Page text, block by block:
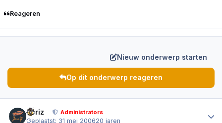
Reageren
Nieuw onderwerp starten
Op dit onderwerp reageren
Joriz Administrators
Geplaatst: 31 mei 200620 jaren